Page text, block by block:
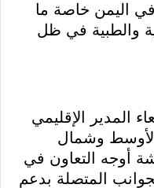
اليمن خاصة ما
والطبية في ظل
المدير الإقليمي
وشمال
أوجه التعاون في
المتصلة بدعم